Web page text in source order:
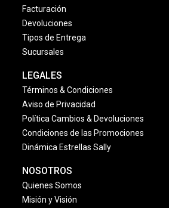
Facturación
Devoluciones
Tipos de Entrega
Sucursales
LEGALES
Términos & Condiciones
Aviso de Privacidad
Política Cambios & Devoluciones
Condiciones de las Promociones
Dinámica Estrellas Sally
NOSOTROS
Quienes Somos
Misión y Visión